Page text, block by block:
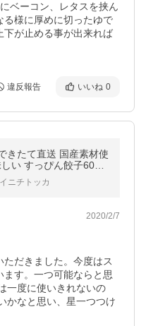
ベーコン、レタスを挟ん
る様に厚めに切ったゆで
下が止める事が出来れば
違反報告 いいね 0
きたて直送 国産素材使
い すっぴん餃子60個
ざ ギフト おかず 中
ニチトッカ
2020/2/7
だきました。今度はス
す。一つ可能ならと思
一度に使いきれないの
かなと思い、星一つつけ